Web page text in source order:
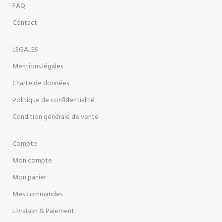
FAQ
Contact
LEGALES
Mentions légales
Charte de données
Politique de confidentialité
Condition générale de vente
Compte
Mon compte
Mon panier
Mes commandes
Livraison & Paiement